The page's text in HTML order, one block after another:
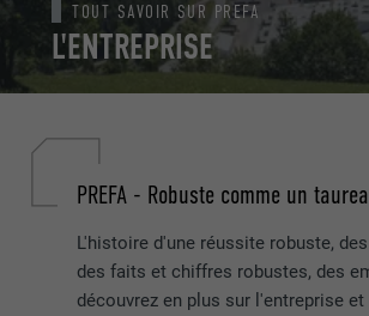
L'ENTREPRISE
TOUT SAVOIR SUR PREFA
PREFA - Robuste comme un
L'histoire d'une réussite robuste,
des faits et chiffres robustes, des
découvrez en plus sur l'entreprise et